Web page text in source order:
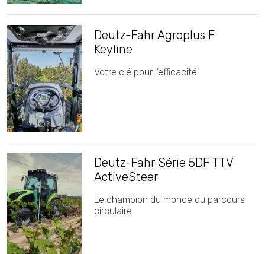
Deutz-Fahr Agroplus F
Keyline
Votre clé pour l'efficacité
Deutz-Fahr Série 5DF TTV
ActiveSteer
Le champion du monde du parcours
circulaire